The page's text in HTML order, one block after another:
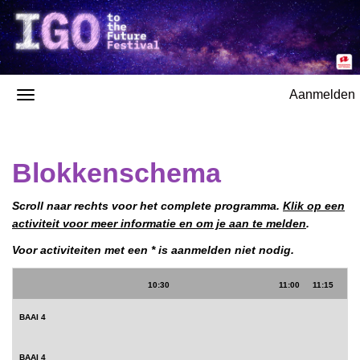
Aanmelden
Blokkenschema
Scroll naar rechts voor het complete programma. Klik op een
activiteit voor meer informatie en om je aan te melden.
Voor activiteiten met een * is aanmelden niet nodig.
10:30 11:00 11:15
BAAI 4
BAAI 4